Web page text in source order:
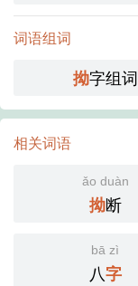
词语组词
拗字组词
相关词语
ǎo duàn
拗断
bā zì
八字